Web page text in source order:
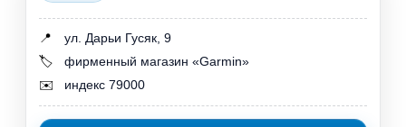
📍
ул. Дарьи Гусяк, 9
🏷️
фирменный магазин «Garmin»
✉️
индекс 79000